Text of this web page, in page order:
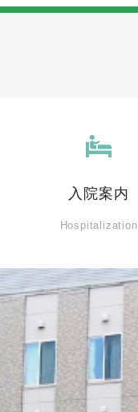
⼊院案内
Hospitalization